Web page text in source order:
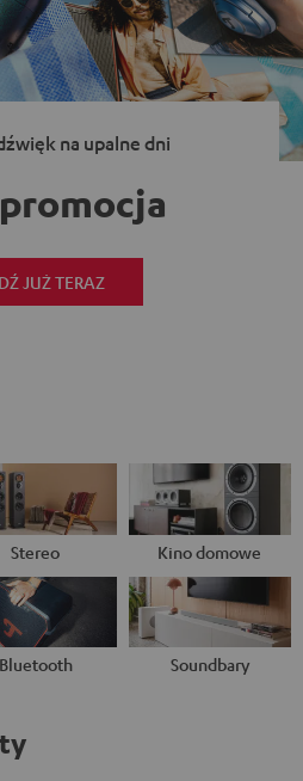
na upalne dni
JUŻ TERAZ
Stereo Kino domowe
Bluetooth Soundbary